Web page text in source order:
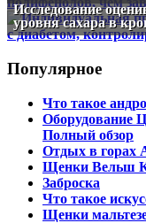
Исследование
уровня сахара в
Популярное
Что такое
Оборудование
Полный обзор
Отдых в горах
Щенки Вельш
Заброска
Что такое
Щенки